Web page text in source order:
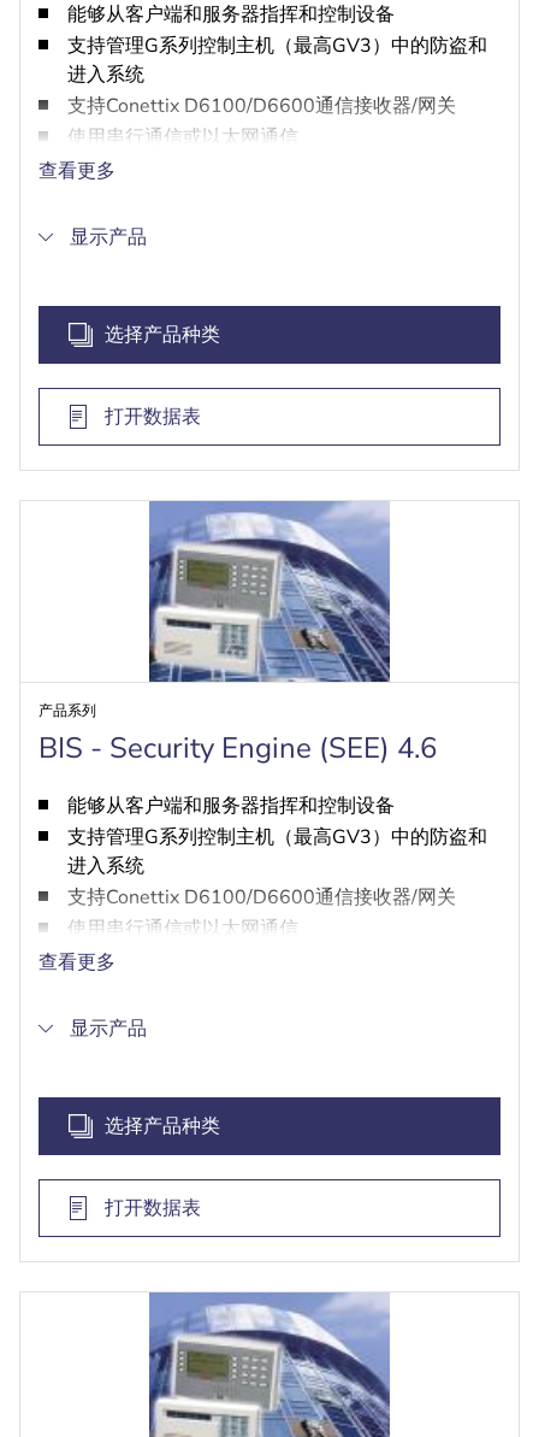
能够从客户端和服务器指挥和控制设备
支持管理G系列控制主机（最高GV3）中的防盗和
进入系统
支持Conettix D6100/D6600通信接收器/网关
使用串行通信或以太网通信
提供时间表控制
查看更多
显示产品
选择产品种类
打开数据表
产品系列
BIS - Security Engine (SEE) 4.6
能够从客户端和服务器指挥和控制设备
支持管理G系列控制主机（最高GV3）中的防盗和
进入系统
支持Conettix D6100/D6600通信接收器/网关
使用串行通信或以太网通信
提供时间表控制
查看更多
显示产品
选择产品种类
打开数据表